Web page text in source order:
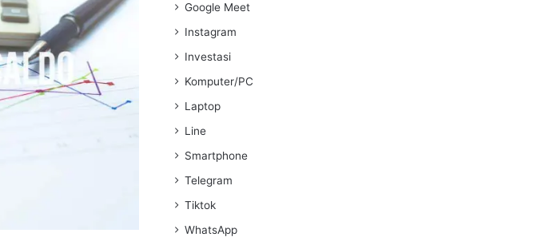
Google Meet
Instagram
Investasi
Komputer/PC
Laptop
Line
Smartphone
Telegram
Tiktok
WhatsApp